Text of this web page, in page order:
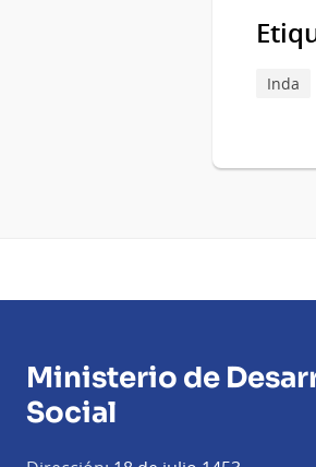
Inda
Ministerio de
Social